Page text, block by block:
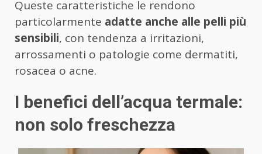
Queste caratteristiche le rendono
particolarmente adatte anche alle pelli più
sensibili, con tendenza a irritazioni,
arrossamenti o patologie come dermatiti,
rosacea o acne.
I benefici dell’acqua termale:
non solo freschezza